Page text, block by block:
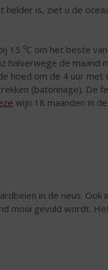
is, ziet u de
15 ⁰C om het beste
halverwege de maand
hoed om de 4 uur met
(batonnage). De
wijn 18 maanden in
in de neus. Ook
mooi gevuld wordt.